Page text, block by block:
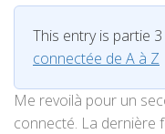
This entry is partie
connectée de A à Z
Me revoilà pour un
connecté. La dernière